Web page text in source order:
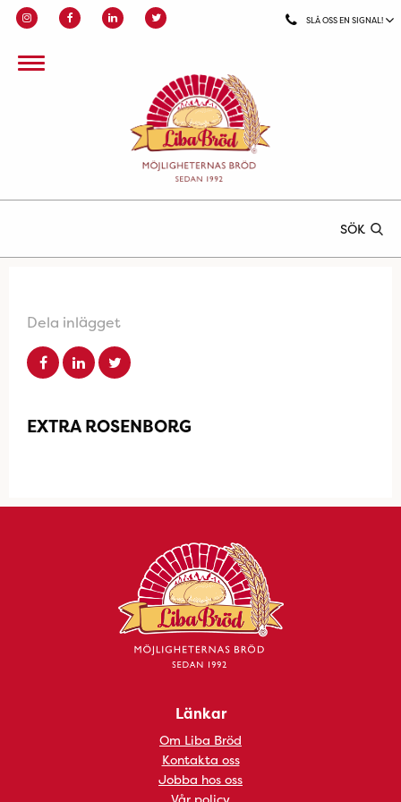
SLÅ OSS EN SIGNAL!
SÖK
Dela inlägget
EXTRA ROSENBORG
Länkar
Om Liba Bröd
Kontakta oss
Jobba hos oss